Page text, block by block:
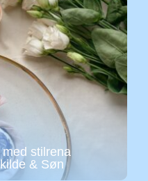
stilrena
& Søn